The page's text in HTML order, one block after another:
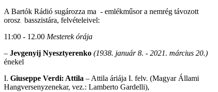
A Bartók Rádió sugározza ma - emlékműsor a nemrég távozott
orosz basszistára, felvételeivel:
11:00 - 12.00 Mesterek órája
– Jevgenyij Nyesztyerenko (1938. január 8. - 2021. március 20.)
énekel
I. Giuseppe Verdi: Attila – Attila áriája I. felv. (Magyar Állami
Hangversenyzenekar, vez.: Lamberto Gardelli),